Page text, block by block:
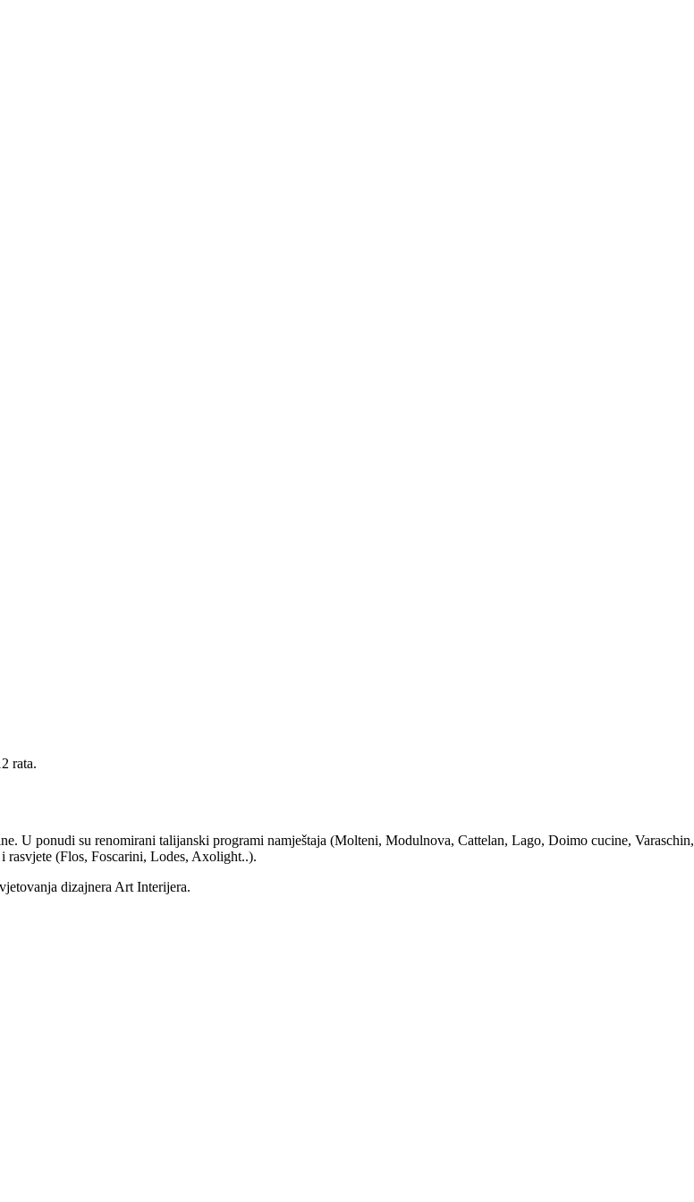
rata.
U ponudi su renomirani talijanski programi namještaja (Molteni, Modulnova, Cattelan, Lago, Doimo cucine, Varaschin,
rasvjete (Flos, Foscarini, Lodes, Axolight..).
dizajnera Art Interijera.